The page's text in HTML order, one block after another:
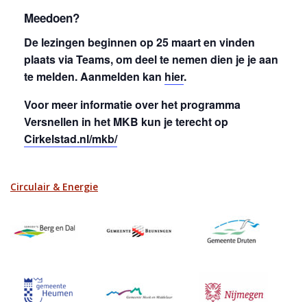
Meedoen?
De lezingen beginnen op 25 maart en vinden
plaats via Teams, om deel te nemen dien je je aan
te melden. Aanmelden kan hier.
Voor meer informatie over het programma
Versnellen in het MKB kun je terecht op
Cirkelstad.nl/mkb/
Circulair & Energie